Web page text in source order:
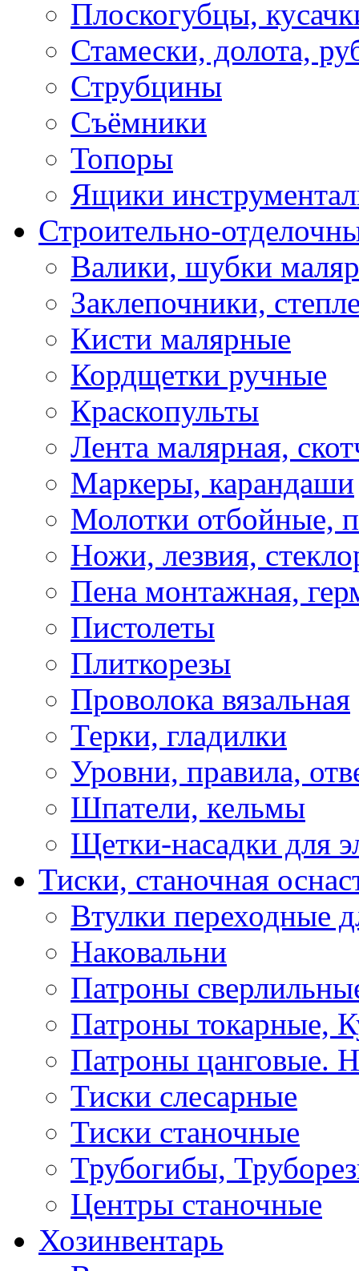
Плоскогубцы,
Стамески, долота,
Струбцины
Съёмники
Топоры
Ящики
Строительно-
Валики, шубки
Заклепочники,
Кисти малярные
Кордщетки ручные
Краскопульты
Лента малярная,
Маркеры, карандаши
Молотки отбойные,
Ножи, лезвия,
Пена монтажная,
Пистолеты
Плиткорезы
Проволока вязальная
Терки, гладилки
Уровни, правила,
Шпатели, кельмы
Щетки-насадки для
Тиски, станочная
Втулки переходные
Наковальни
Патроны
Патроны токарные,
Патроны цанговые.
Тиски слесарные
Тиски станочные
Трубогибы,
Центры станочные
Хозинвентарь